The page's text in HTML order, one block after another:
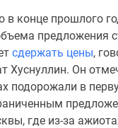
в конце прошлого
предложения
сдержать цены,
Хуснуллин. Он
подорожали в
где из-за